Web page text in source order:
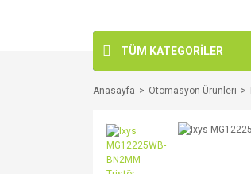
TÜM KATEGORİLER
Anasayfa Otomasyon Ürünleri